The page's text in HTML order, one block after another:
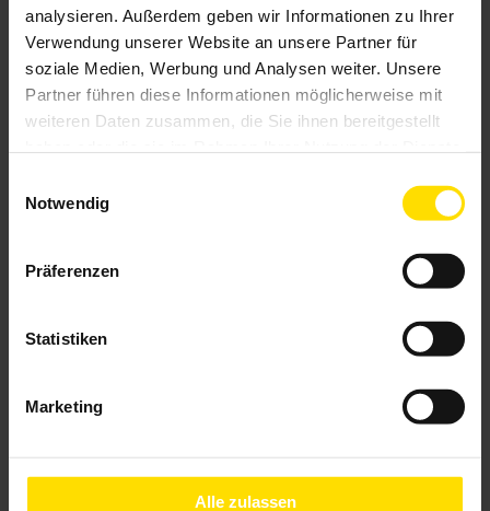
analysieren. Außerdem geben wir Informationen zu Ihrer
Verwendung unserer Website an unsere Partner für
soziale Medien, Werbung und Analysen weiter. Unsere
Partner führen diese Informationen möglicherweise mit
weiteren Daten zusammen, die Sie ihnen bereitgestellt
Notwendig
Präferenzen
Statistiken
Marketing
Alle zulassen
Weitere Informationen zu
Ausstattungsextras Fenster-Markisen
Weitere Informationen zu Stoffqualitäten